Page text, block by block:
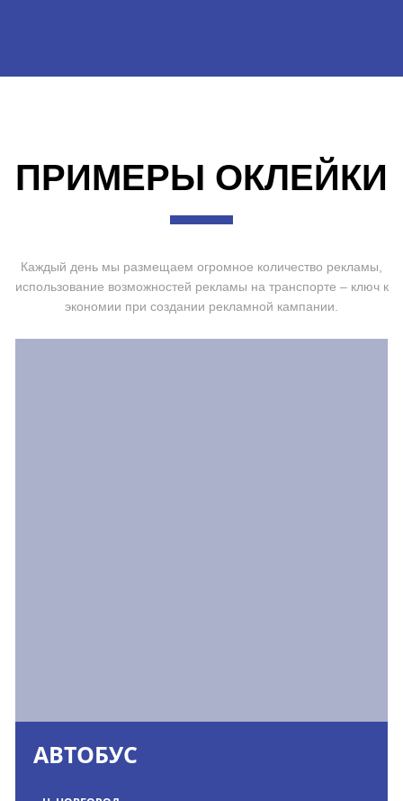
ПРИМЕРЫ ОКЛЕЙКИ
Каждый день мы размещаем огромное количество рекламы,
использование возможностей рекламы на транспорте – ключ к
экономии при создании рекламной кампании.
АВТОБУС